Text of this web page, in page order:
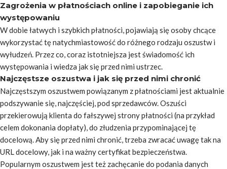
Zagrożenia w płatnościach online i zapobieganie ich
występowaniu
W dobie łatwych i szybkich płatności, pojawiają się osoby chcące
wykorzystać tę natychmiastowość do różnego rodzaju oszustw i
wyłudzeń. Przez co, coraz istotniejsza jest świadomość ich
występowania i wiedza jak się przed nimi ustrzec.
Najczęstsze oszustwa i jak się przed nimi chronić
Najczęstszym oszustwem powiązanym z płatnościami jest aktualnie
podszywanie się, najczęściej, pod sprzedawców. Oszuści
przekierowują klienta do fałszywej strony płatności (na przykład
celem dokonania dopłaty), do złudzenia przypominającej tę
docelową. Aby się przed nimi chronić, trzeba zwracać uwagę tak na
URL docelowy, jak i na ważny certyfikat bezpieczeństwa.
Popularnym oszustwem jest też zachęcanie do podania danych